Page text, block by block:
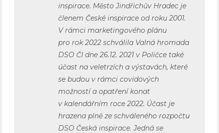
inspirace. Město Jindřichův Hradec je
členem České inspirace od roku 2001.
V rámci marketingového plánu
pro rok 2022 schválila Valná hromada
DSO ČI dne 26.12. 2021 v Poličce také
účast na veletrzích a výstavách, které
se budou v rámci covidových
možností a opatření konat
v kalendářním roce 2022. Účast je
hrazena plně ze schváleného rozpočtu
DSO Česká inspirace. Jedná se